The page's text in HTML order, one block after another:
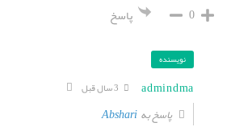
0 پاسخ
نویسنده
admindma
پاسخ بهAbshari